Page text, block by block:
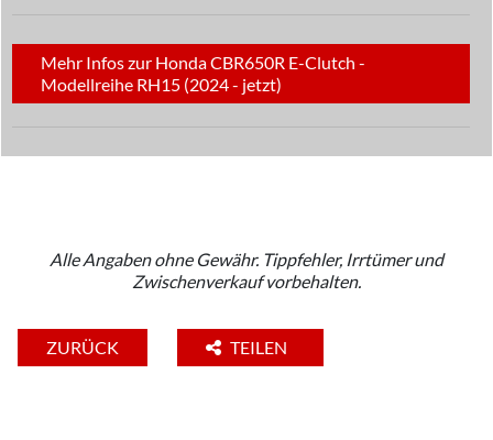
Mehr Infos zur Honda CBR650R E-Clutch -
Modellreihe RH15 (2024 - jetzt)
Alle Angaben ohne Gewähr. Tippfehler, Irrtümer und
Zwischenverkauf vorbehalten.
ZURÜCK TEILEN